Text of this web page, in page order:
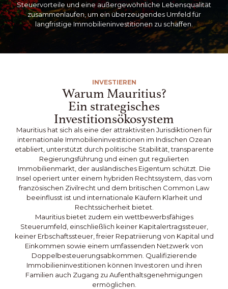
Steuervorteile und eine außergewöhnliche Lebensqualität
zusammenlaufen, um ein überzeugendes Umfeld für
langfristige Immobilieninvestitionen zu schaffen.
Mauritius hat sich als eine der attraktivsten Jurisdiktionen für
internationale Immobilieninvestitionen im Indischen Ozean
etabliert, unterstützt durch politische Stabilität, transparente
Regierungsführung und einen gut regulierten
Immobilienmarkt, der ausländisches Eigentum schützt. Die
Insel operiert unter einem hybriden Rechtssystem, das vom
französischen Zivilrecht und dem britischen Common Law
beeinflusst ist und internationale Käufern Klarheit und
Rechtssicherheit bietet.
Mauritius bietet zudem ein wettbewerbsfähiges
Steuerumfeld, einschließlich keiner Kapitalertragssteuer,
keiner Erbschaftssteuer, freier Repatriierung von Kapital und
Einkommen sowie einem umfassenden Netzwerk von
Doppelbesteuerungsabkommen. Qualifizierende
Immobilieninvestitionen können Investoren und ihren
Familien auch Zugang zu Aufenthaltsgenehmigungen
ermöglichen.
INVESTIEREN
Warum Mauritius?
Ein strategisches
Investitionsökosystem